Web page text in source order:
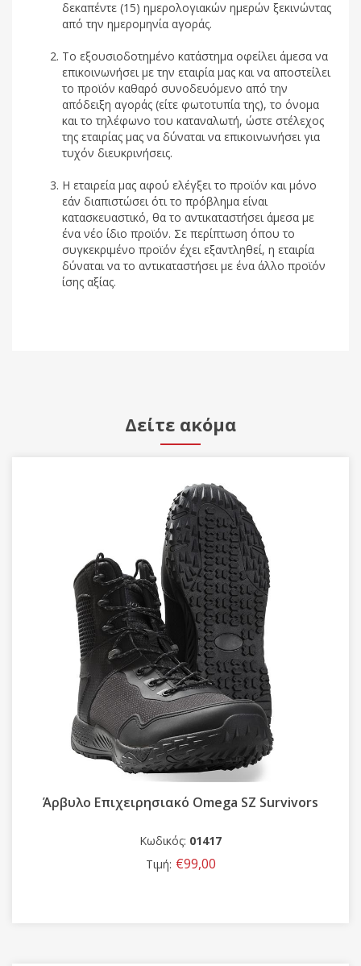
δεκαπέντε (15) ημερολογιακών ημερών ξεκινώντας
από την ημερομηνία αγοράς.
Το εξουσιοδοτημένο κατάστημα οφείλει άμεσα να
επικοινωνήσει με την εταιρία μας και να αποστείλει
το προϊόν καθαρό συνοδευόμενο από την
απόδειξη αγοράς (είτε φωτοτυπία της), το όνομα
και το τηλέφωνο του καταναλωτή, ώστε στέλεχος
της εταιρίας μας να δύναται να επικοινωνήσει για
τυχόν διευκρινήσεις.
Η εταιρεία μας αφού ελέγξει το προϊόν και μόνο
εάν διαπιστώσει ότι το πρόβλημα είναι
κατασκευαστικό, θα το αντικαταστήσει άμεσα με
ένα νέο ίδιο προϊόν. Σε περίπτωση όπου το
συγκεκριμένο προϊόν έχει εξαντληθεί, η εταιρία
δύναται να το αντικαταστήσει με ένα άλλο προϊόν
ίσης αξίας.
Δείτε ακόμα
Άρβυλο Επιχειρησιακό Omega SZ Survivors
Κωδικός: 01417
Τιμή: €99,00